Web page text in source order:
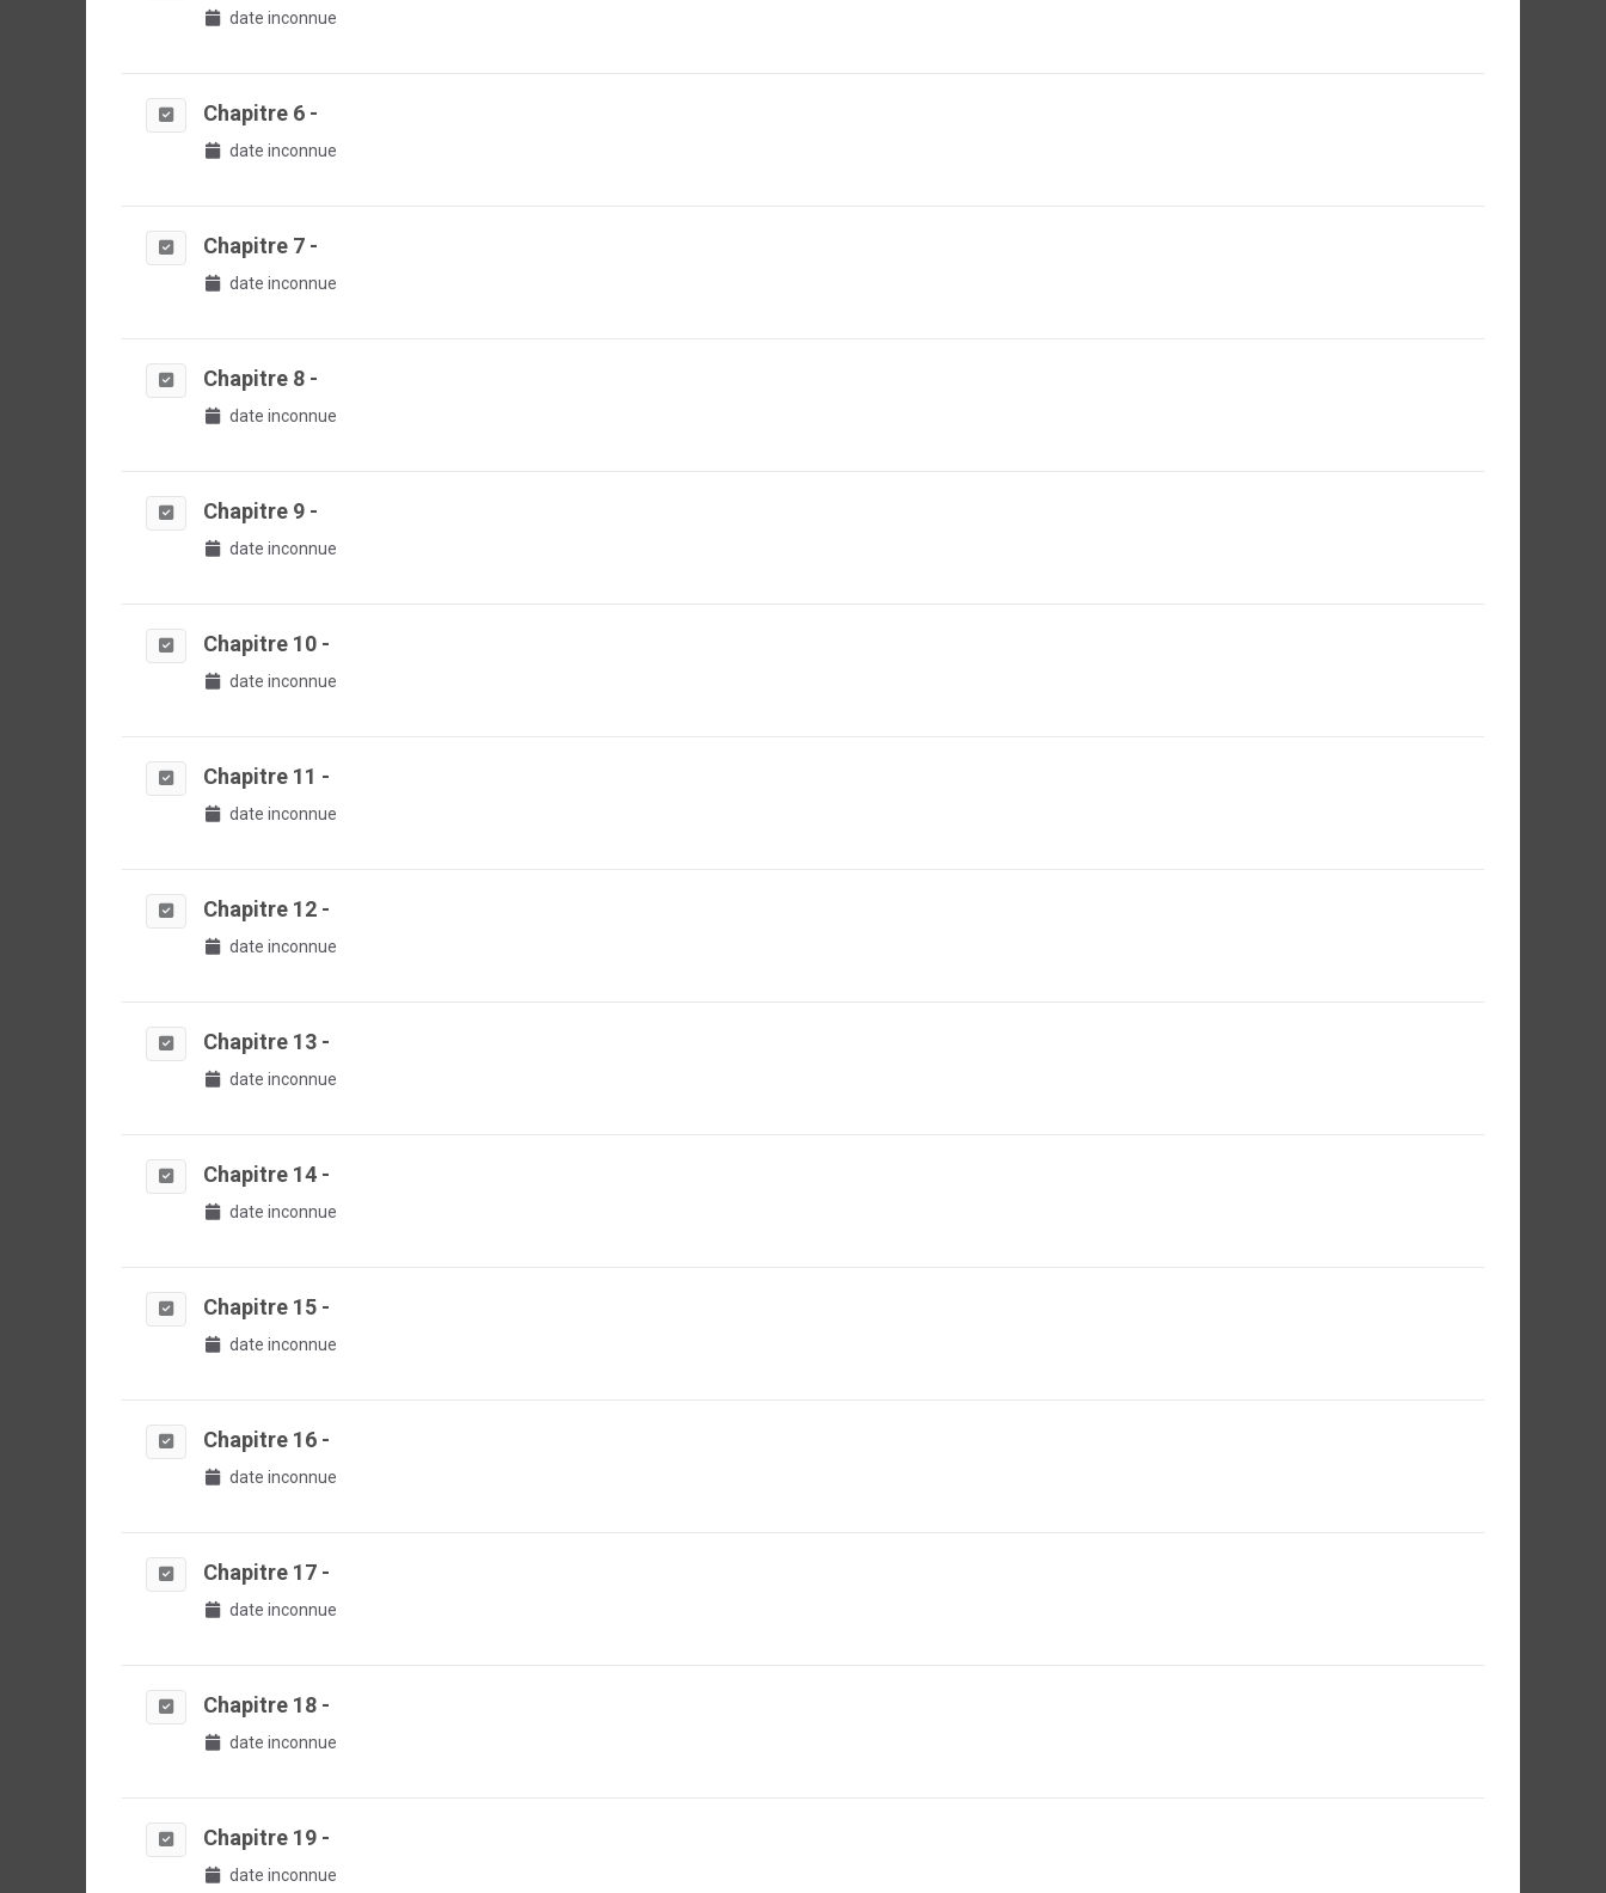
date inconnue
Chapitre 6 -
date inconnue
Chapitre 7 -
date inconnue
Chapitre 8 -
date inconnue
Chapitre 9 -
date inconnue
Chapitre 10 -
date inconnue
Chapitre 11 -
date inconnue
Chapitre 12 -
date inconnue
Chapitre 13 -
date inconnue
Chapitre 14 -
date inconnue
Chapitre 15 -
date inconnue
Chapitre 16 -
date inconnue
Chapitre 17 -
date inconnue
Chapitre 18 -
date inconnue
Chapitre 19 -
date inconnue